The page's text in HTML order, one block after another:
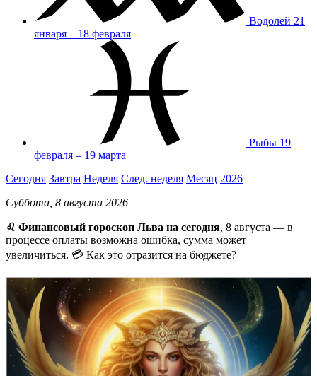
Водолей 21
января – 18 февраля
Рыбы 19
февраля – 19 марта
Сегодня Завтра Неделя След. неделя Месяц 2026
Суббота, 8 августа 2026
♌ Финансовый гороскоп Льва на сегодня, 8 августа — в
процессе оплаты возможна ошибка, сумма может
увеличиться. 💳 Как это отразится на бюджете?